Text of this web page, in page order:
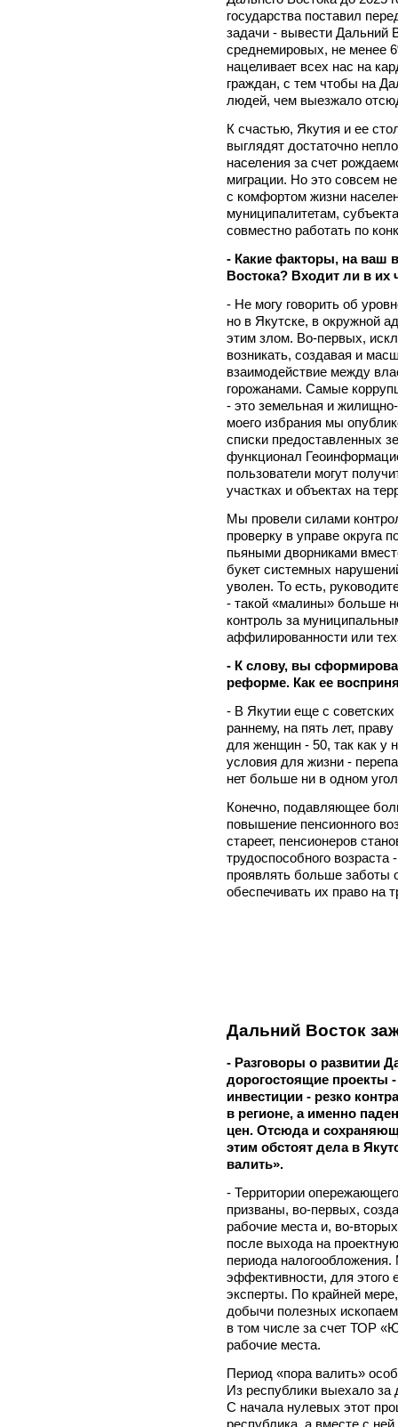
государства поставил
задачи - вывести Дальний
среднемировых, не менее
нацеливает всех нас на
граждан, с тем чтобы на
людей, чем выезжало
К счастью, Якутия и ее
выглядят достаточно
населения за счет
миграции. Но это совсем
с комфортом жизни
муниципалитетам,
совместно работать по
- Какие факторы, на ваш
Востока? Входит ли в их
- Не могу говорить об
но в Якутске, в окружной
этим злом. Во-первых,
возникать, создавая и
взаимодействие между
горожанами. Самые
- это земельная и
моего избрания мы
списки предоставленных
функционал
пользователи могут
участках и объектах на
Мы провели силами
проверку в управе округа
пьяными дворниками
букет системных
уволен. То есть,
- такой «малины» больше
контроль за
аффилированности или
- К слову, вы
реформе. Как ее
- В Якутии еще с
раннему, на пять лет,
для женщин - 50, так как у
условия для жизни -
нет больше ни в одном
Конечно, подавляющее
повышение пенсионного
стареет, пенсионеров
трудоспособного
проявлять больше заботы
обеспечивать их право на
Дальний Восток
- Разговоры о развитии
дорогостоящие проекты
инвестиции - резко
в регионе, а именно
цен. Отсюда и
этим обстоят дела в
валить».
- Территории
призваны, во-первых,
рабочие места и, во-
после выхода на
периода
эффективности, для этого
эксперты. По крайней
добычи полезных
в том числе за счет ТОР
рабочие места.
Период «пора валить»
Из республики выехало за
С начала нулевых этот
республика, а вместе с